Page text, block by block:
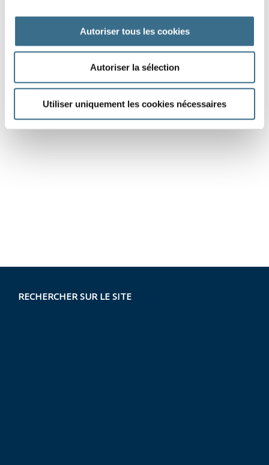
Autoriser tous les cookies
Autoriser la sélection
Utiliser uniquement les cookies nécessaires
RECHERCHER SUR LE SITE